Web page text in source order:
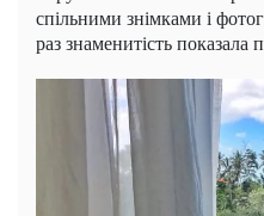
спільними знімками і
раз знаменитість показала